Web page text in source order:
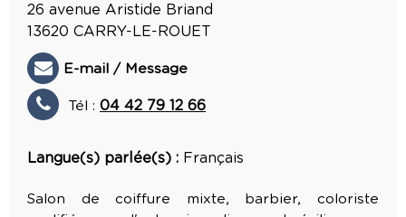
26 avenue Aristide Briand
13620 CARRY-LE-ROUET
E-mail / Message
Tél : 04 42 79 12 66
Langue(s) parlée(s) : Français
Salon de coiffure mixte, barbier, coloriste